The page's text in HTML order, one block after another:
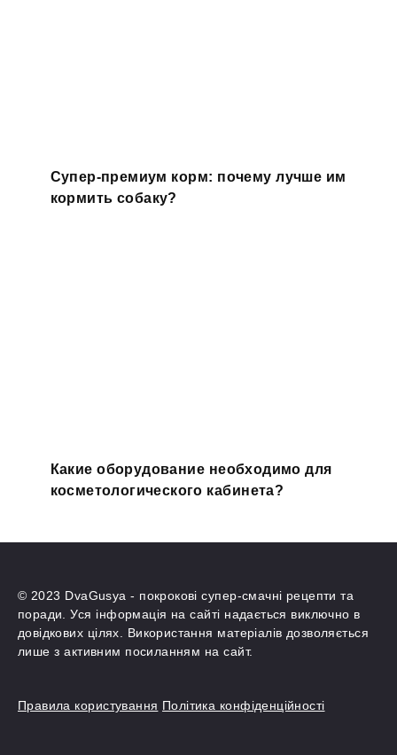
Супер-премиум корм: почему лучше им
кормить собаку?
Какие оборудование необходимо для
косметологического кабинета?
© 2023 DvaGusya - покрокові супер-смачні рецепти та
поради. Уся інформація на сайті надається виключно в
довідкових цілях. Використання матеріалів дозволяється
лише з активним посиланням на сайт.
Правила користування Політика конфіденційності